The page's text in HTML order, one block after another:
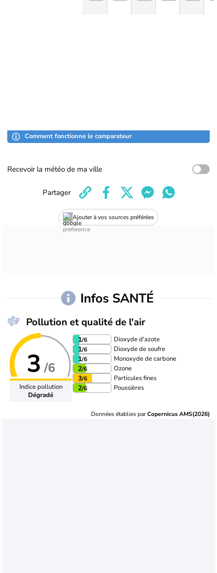
Comment fonctionne le comparateur
Recevoir la météo de ma ville
Ajouter à vos sources préférées
Partager
Infos SANTÉ
Pollution et qualité de l'air
3 /6
Indice pollution
Dégradé
1/6 Dioxyde d'azote
1/6 Dioxyde de soufre
1/6 Monoxyde de carbone
2/6 Ozone
3/6 Particules fines
2/6 Poussières
Données établies parCopernicus AMS(2026)